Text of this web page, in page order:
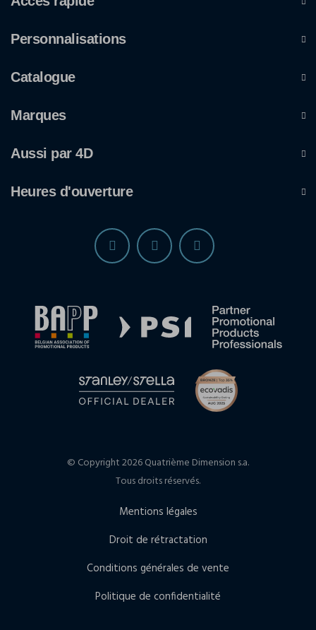
Personnalisations
Catalogue
Marques
Aussi par 4D
Heures d'ouverture
© Copyright 2026 Quatrième Dimension s.a.
Tous droits réservés.
Mentions légales
Droit de rétractation
Conditions générales de vente
Politique de confidentialité